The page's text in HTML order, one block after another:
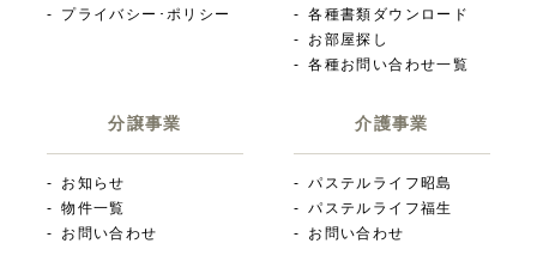
プライバシー･ポリシー
各種書類ダウンロード
お部屋探し
各種お問い合わせ一覧
分譲事業
お知らせ
物件一覧
お問い合わせ
介護事業
パステルライフ昭島
パステルライフ福生
お問い合わせ